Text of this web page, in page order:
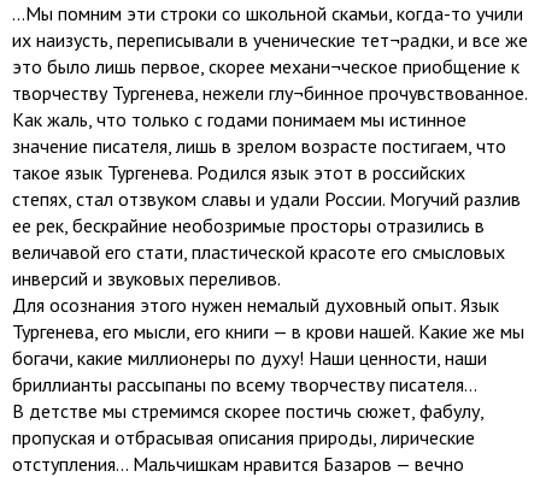
...Мы помним эти строки со школьной скамьи, когда-то учили
их наизусть, переписывали в ученические тет¬радки, и все же
это было лишь первое, скорее механи¬ческое приобщение к
творчеству Тургенева, нежели глу¬бинное прочувствованное.
Как жаль, что только с годами понимаем мы истинное
значение писателя, лишь в зрелом возрасте постигаем, что
такое язык Тургенева. Родился язык этот в российских
степях, стал отзвуком славы и удали России. Могучий разлив
ее рек, бескрайние необозримые просторы отразились в
величавой его стати, пластической красоте его смысловых
инверсий и звуковых переливов.
Для осознания этого нужен немалый духовный опыт. Язык
Тургенева, его мысли, его книги — в крови нашей. Какие же мы
богачи, какие миллионеры по духу! Наши ценности, наши
бриллианты рассыпаны по всему творчеству писателя...
В детстве мы стремимся скорее постичь сюжет, фабулу,
пропуская и отбрасывая описания природы, лирические
отступления... Мальчишкам нравится Базаров — вечно